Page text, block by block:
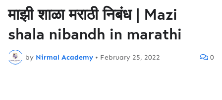
माझी शाळा मराठी निबंध | Mazi
shala nibandh in marathi
by Nirmal Academy • February 25, 2022 0